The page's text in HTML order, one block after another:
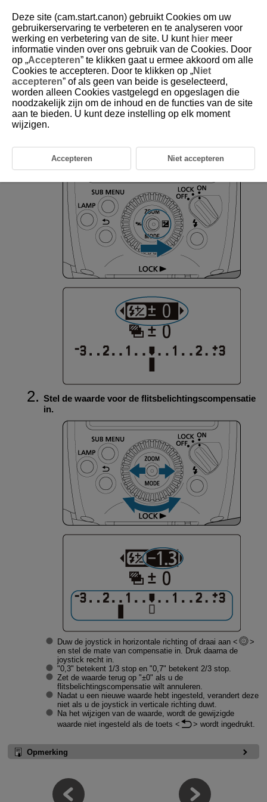
D393-016
Flitsbelichtingscompensatie
Net zoals de belichtingscompensatie wordt ingesteld, kunt u ook de
flitssterkte instellen. De mate van flitsbelichtingscompensatie kan
worden ingesteld binnen een bereik van ±3 stops, in stappen van 1/3-
stop.
Kies met behulp van de joystick.
Stel de waarde voor de flitsbelichtingscompensatie
in.
Duw de joystick in horizontale richting of draai aan
en stel de mate van compensatie in. Druk daarna de
joystick recht in.
"0,3" betekent 1/3 stop en "0,7" betekent 2/3 stop.
Zet de waarde terug op ʺ±0" als u de
flitsbelichtingscompensatie wilt annuleren.
Nadat u een nieuwe waarde hebt ingesteld, verandert deze
niet als u de joystick in verticale richting duwt.
Na het wijzigen van de waarde, wordt de gewijzigde
waarde niet ingesteld als de toets
wordt ingedrukt.
Opmerking
Deze site (cam.start.canon) gebruikt Cookies om uw
gebruikerservaring te verbeteren en te analyseren voor
werking en verbetering van de site. U kunt hier meer
informatie vinden over ons gebruik van de Cookies. Door
op „Accepteren” te klikken gaat u ermee akkoord om alle
Cookies te accepteren. Door te klikken op „Niet
accepteren” of als geen van beide is geselecteerd,
worden alleen Cookies vastgelegd en opgeslagen die
noodzakelijk zijn om de inhoud en de functies van de site
aan te bieden. U kunt deze instelling op elk moment
wijzigen.
Accepteren Niet accepteren